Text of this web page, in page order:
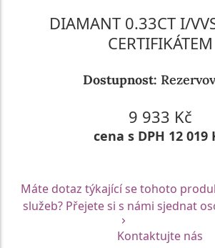
DIAMANT 0.33CT I/
CERTIFIKÁTEM
Dostupnost:
9 933 Kč
cena s DPH 12 019
Máte dotaz týkající se tohoto
služeb? Přejete si s námi sjednat
Kontaktujte nás